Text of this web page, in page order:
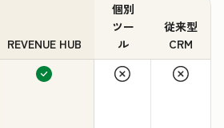
REVENUE HUB
個別
ツー
ル
従来型
CRM